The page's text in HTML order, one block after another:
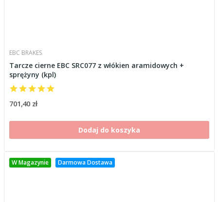
EBC BRAKES
Tarcze cierne EBC SRC077 z włókien aramidowych +
sprężyny (kpl)
701,40 zł
Dodaj do koszyka
W Magazynie Darmowa Dostawa